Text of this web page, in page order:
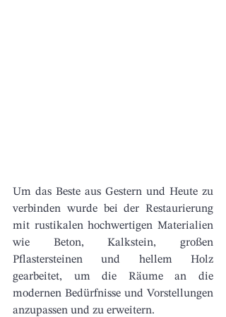
Um das Beste aus Gestern und Heute zu
verbinden wurde bei der Restaurierung
mit rustikalen hochwertigen Materialien
wie Beton, Kalkstein, großen
Pflastersteinen und hellem Holz
gearbeitet, um die Räume an die
modernen Bedürfnisse und Vorstellungen
anzupassen und zu erweitern.